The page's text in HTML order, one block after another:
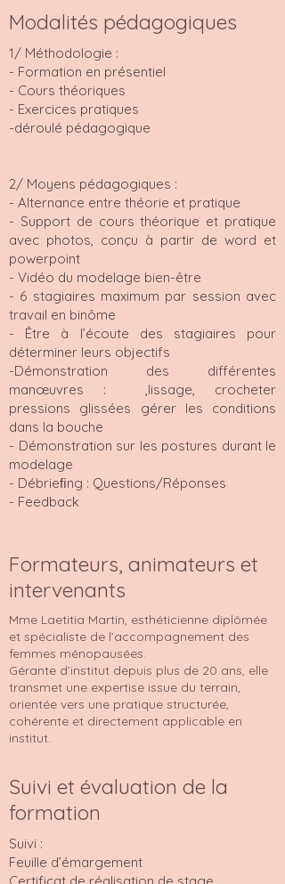
Modalités pédagogiques
1/ Méthodologie :
- Formation en présentiel
- Cours théoriques
- Exercices pratiques
-déroulé pédagogique
2/ Moyens pédagogiques :
- Alternance entre théorie et pratique
- Support de cours théorique et pratique
avec photos, conçu à partir de word et
powerpoint
- Vidéo du modelage bien-être
- 6 stagiaires maximum par session avec
travail en binôme
- Être à l’écoute des stagiaires pour
déterminer leurs objectifs
-Démonstration des différentes
manœuvres : ,lissage, crocheter
pressions glissées gérer les conditions
dans la bouche
- Démonstration sur les postures durant le
modelage
- Débrieﬁng : Questions/Réponses
- Feedback
Formateurs, animateurs et
intervenants
Mme Laetitia Martin, esthéticienne diplômée
et spécialiste de l’accompagnement des
femmes ménopausées.
Gérante d’institut depuis plus de 20 ans, elle
transmet une expertise issue du terrain,
orientée vers une pratique structurée,
cohérente et directement applicable en
institut.
Suivi et évaluation de la
formation
Suivi :
Feuille d’émargement